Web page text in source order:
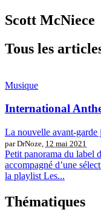
Scott McNiece
Tous les
Musique
International
La nouvelle avant-garde
par DrNoze, 12 mai 2021
Petit panorama du label
accompagné d’une
la playlist Les...
Thématiques